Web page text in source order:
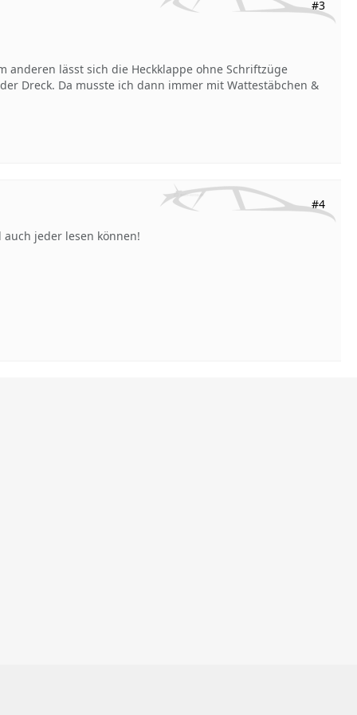
#3
anderen lässt sich die Heckklappe ohne Schriftzüge
Dreck. Da musste ich dann immer mit Wattestäbchen &
#4
jeder lesen können!